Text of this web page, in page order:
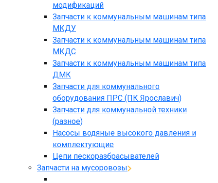
модификаций
Запчасти к коммунальным машинам типа
МКДУ
Запчасти к коммунальным машинам типа
МКДС
Запчасти к коммунальным машинам типа
ДМК
Запчасти для коммунального
оборудования ПРС (ПК Ярославич)
Запчасти для коммунальной техники
(разное)
Насосы водяные высокого давления и
комплектующие
Цепи пескоразбрасывателей
Запчасти на мусоровозы